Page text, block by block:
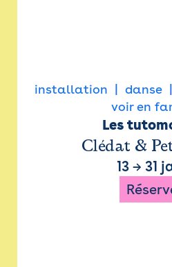
installation danse
voir en
Les
Clédat &
13→ 31